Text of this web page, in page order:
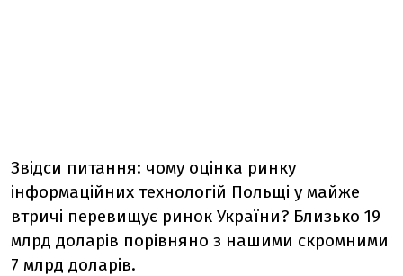
Звідси питання: чому оцінка ринку
інформаційних технологій Польщі у майже
втричі перевищує ринок України? Близько 19
млрд доларів порівняно з нашими скромними
7 млрд доларів.